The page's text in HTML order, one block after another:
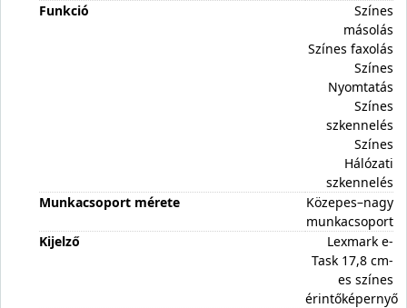
Funkció
Színes
másolás
Színes faxolás
Színes
Nyomtatás
Színes
szkennelés
Színes
Hálózati
szkennelés
Munkacsoport mérete
Közepes–nagy
munkacsoport
Kijelző
Lexmark e-
Task 17,8 cm-
es színes
érintőképernyő